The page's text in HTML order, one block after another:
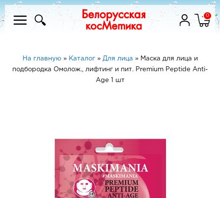
0
На главную» Каталог» Для лица » Маска для лица и
подбородка Омолож., лифтинг и пит. Premium Peptide Anti-
Age 1 шт